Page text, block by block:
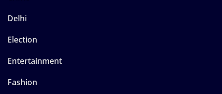
Delhi
Election
Entertainment
Fashion